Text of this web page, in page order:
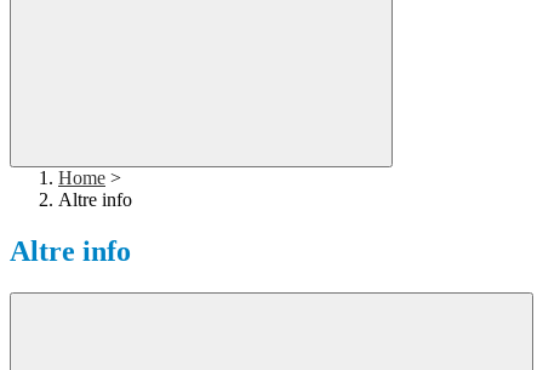
Home >
Altre info
Altre info